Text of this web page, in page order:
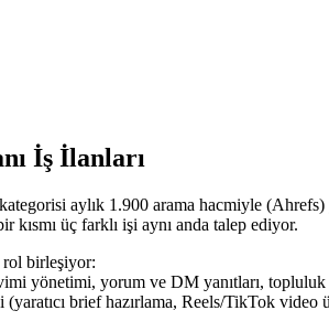
İş İlanları
aylık 1.900 arama hacmiyle
kısmı üç farklı işi aynı anda talep ediyor.
rol birleşiyor:
yönetimi, yorum ve DM yanıtları,
brief hazırlama, Reels/TikTok